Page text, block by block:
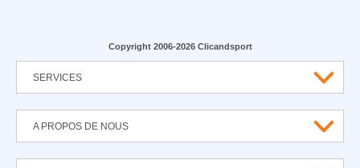
Copyright 2006-2026 Clicandsport
SERVICES
A PROPOS DE NOUS